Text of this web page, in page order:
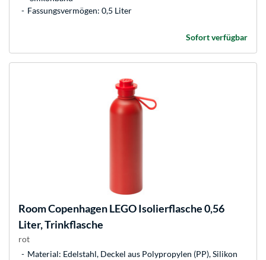
Fassungsvermögen: 0,5 Liter
Sofort verfügbar
Room CopenhagenLEGO Isolierflasche 0,56
Liter, Trinkflasche
rot
Material: Edelstahl, Deckel aus Polypropylen (PP), Silikon